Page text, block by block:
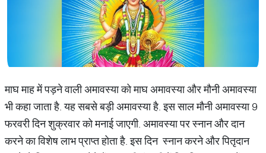
माघ माह में पड़ने वाली अमावस्या को माघ अमावस्या और मौनी अमावस्या
भी कहा जाता है. यह सबसे बड़ी अमावस्या है. इस साल मौनी अमावस्या 9
फरवरी दिन शुक्रवार को मनाई जाएगी. अमावस्या पर स्नान और दान
करने का विशेष लाभ प्राप्त होता है. इस दिन स्नान करने और पितृदान